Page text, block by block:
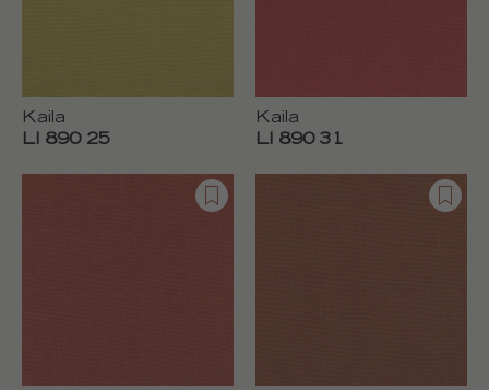
Kaila
LI 890 25
Kaila
LI 890 31